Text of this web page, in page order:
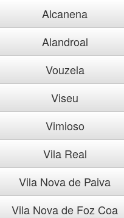
Alcanena
Alandroal
Vouzela
Viseu
Vimioso
Vila Real
Vila Nova de Paiva
Vila Nova de Foz Coa